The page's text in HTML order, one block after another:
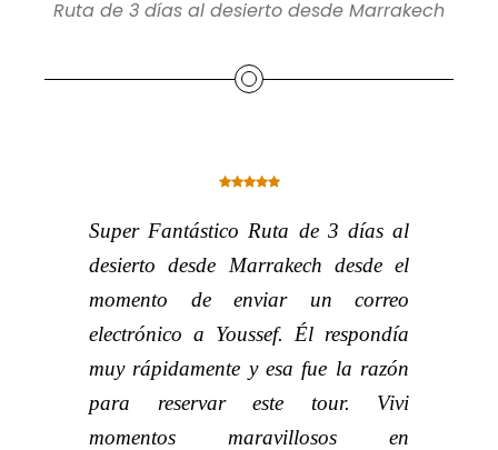
Ruta de 3 días al desierto desde Marrakech
Super Fantástico Ruta de 3 días al
desierto desde Marrakech desde el
momento de enviar un correo
electrónico a Youssef. Él respondía
muy rápidamente y esa fue la razón
para reservar este tour. Vivi
momentos maravillosos en